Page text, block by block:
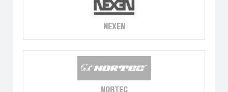
NEXEN
NORTEC